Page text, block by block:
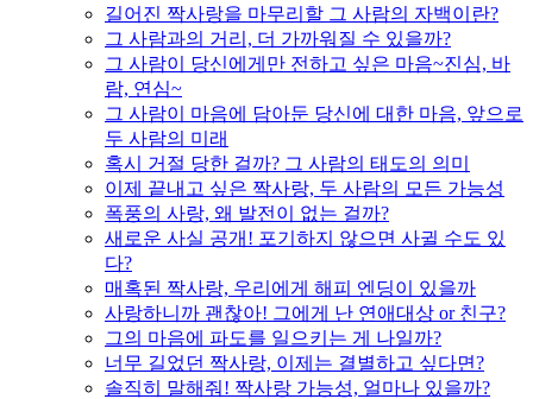
길어진 짝사랑을 마무리할 그 사람의 자백이란?
그 사람과의 거리, 더 가까워질 수 있을까?
그 사람이 당신에게만 전하고 싶은 마음~진심, 바
람, 연심~
그 사람이 마음에 담아둔 당신에 대한 마음, 앞으로
두 사람의 미래
혹시 거절 당한 걸까? 그 사람의 태도의 의미
이제 끝내고 싶은 짝사랑, 두 사람의 모든 가능성
폭풍의 사랑, 왜 발전이 없는 걸까?
새로운 사실 공개! 포기하지 않으면 사귈 수도 있
다?
매혹된 짝사랑, 우리에게 해피 엔딩이 있을까
사랑하니까 괜찮아! 그에게 난 연애대상 or 친구?
그의 마음에 파도를 일으키는 게 나일까?
너무 길었던 짝사랑, 이제는 결별하고 싶다면?
솔직히 말해줘! 짝사랑 가능성, 얼마나 있을까?